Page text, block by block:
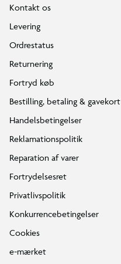
Kontakt os
Levering
Ordrestatus
Returnering
Fortryd køb
Bestilling, betaling & gavekort
Handelsbetingelser
Reklamationspolitik
Reparation af varer
Fortrydelsesret
Privatlivspolitik
Konkurrencebetingelser
Cookies
e-mærket